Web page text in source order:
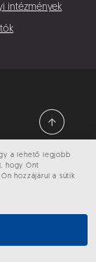
a lehető legjobb
hogy Önt
hozzájárul a sütik
intézmények